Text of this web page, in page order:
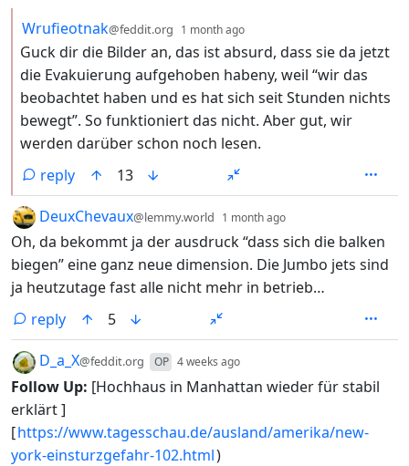
by
Wrufieotnak@feddit.org 1 month ago
Guck dir die Bilder an, das ist absurd, dass sie da jetzt
die Evakuierung aufgehoben habeny, weil “wir das
beobachtet haben und es hat sich seit Stunden nichts
bewegt”. So funktioniert das nicht. Aber gut, wir
werden darüber schon noch lesen.
reply
13
by
DeuxChevaux@lemmy.world 1 month ago
Oh, da bekommt ja der ausdruck “dass sich die balken
biegen” eine ganz neue dimension. Die Jumbo jets sind
ja heutzutage fast alle nicht mehr in betrieb…
reply
5
by
D_a_X@feddit.org OP 4 weeks ago
Follow Up: [Hochhaus in Manhattan wieder für stabil
erklärt ]
[https://www.tagesschau.de/ausland/amerika/new-
york-einsturzgefahr-102.html)